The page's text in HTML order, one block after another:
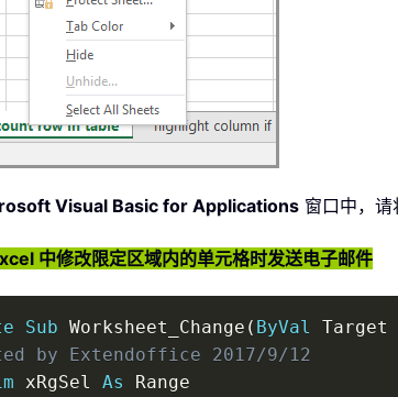
Visual Basic for Applications 窗口中，请
中修改限定区域内的单元格时发送电子邮件
Sub Worksheet_Change ( ByVal Target
by Extendoffice 2017/9/12
xRgSel As Range